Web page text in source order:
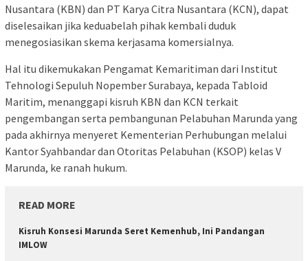
Nusantara (KBN) dan PT Karya Citra Nusantara (KCN), dapat
diselesaikan jika keduabelah pihak kembali duduk
menegosiasikan skema kerjasama komersialnya.
Hal itu dikemukakan Pengamat Kemaritiman dari Institut
Tehnologi Sepuluh Nopember Surabaya, kepada Tabloid
Maritim, menanggapi kisruh KBN dan KCN terkait
pengembangan serta pembangunan Pelabuhan Marunda yang
pada akhirnya menyeret Kementerian Perhubungan melalui
Kantor Syahbandar dan Otoritas Pelabuhan (KSOP) kelas V
Marunda, ke ranah hukum.
READ MORE
Kisruh Konsesi Marunda Seret Kemenhub, Ini Pandangan
IMLOW